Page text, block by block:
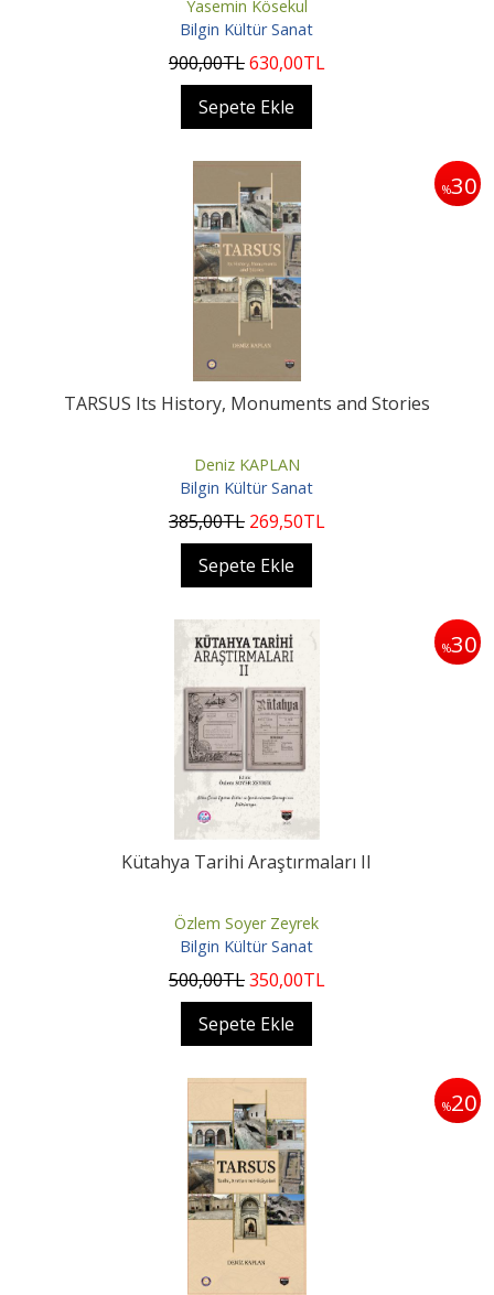
Yasemin Kösekul
Bilgin Kültür Sanat
900,00TL630,00TL
Sepete Ekle
%30
TARSUS Its History, Monuments and Stories
Deniz KAPLAN
Bilgin Kültür Sanat
385,00TL 269,50TL
Sepete Ekle
%30
Kütahya Tarihi Araştırmaları II
Özlem Soyer Zeyrek
Bilgin Kültür Sanat
500,00TL350,00TL
Sepete Ekle
%20